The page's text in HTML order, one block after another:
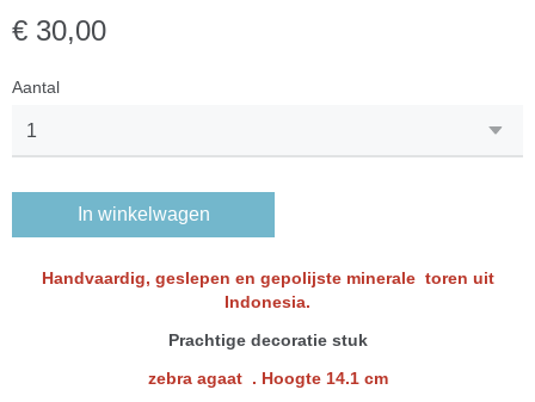
€ 30,00
Aantal
In winkelwagen
Handvaardig, geslepen en gepolijste minerale toren uit
Indonesia.
Prachtige decoratie stuk
zebra agaat . Hoogte 14.1 cm